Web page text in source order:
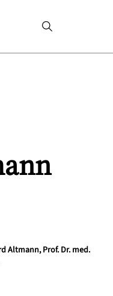
Altmann, Prof. Dr. med.